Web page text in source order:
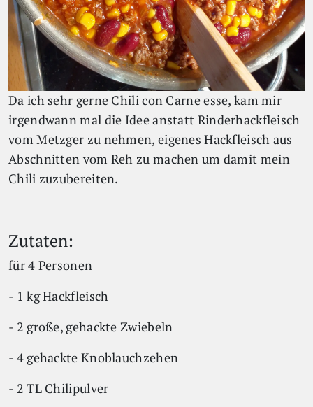
Da ich sehr gerne Chili con Carne esse, kam mir
irgendwann mal die Idee anstatt Rinderhackfleisch
vom Metzger zu nehmen, eigenes Hackfleisch aus
Abschnitten vom Reh zu machen um damit mein
Chili zuzubereiten.
Zutaten:
für 4 Personen
- 1 kg Hackfleisch
- 2 große, gehackte Zwiebeln
- 4 gehackte Knoblauchzehen
- 2 TL Chilipulver